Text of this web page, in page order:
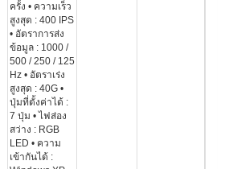
ครั้ง • ความเร็ว
สูงสุด : 400 IPS
• อัตราการส่ง
ข้อมูล : 1000 /
500 / 250 / 125
Hz • อัตราเร่ง
สูงสุด : 40G •
ปุ่มที่ตั้งค่าได้ :
7 ปุ่ม • ไฟส่อง
สว่าง : RGB
LED • ความ
เข้ากันได้ :